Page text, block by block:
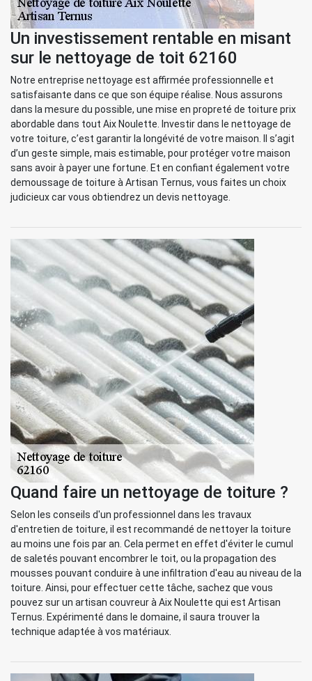
Un investissement rentable en misant
sur le nettoyage de toit 62160
Notre entreprise nettoyage est affirmée professionnelle et
satisfaisante dans ce que son équipe réalise. Nous assurons
dans la mesure du possible, une mise en propreté de toiture prix
abordable dans tout Aix Noulette. Investir dans le nettoyage de
votre toiture, c’est garantir la longévité de votre maison. Il s’agit
d’un geste simple, mais estimable, pour protéger votre maison
sans avoir à payer une fortune. Et en confiant également votre
demoussage de toiture à Artisan Ternus, vous faites un choix
judicieux car vous obtiendrez un devis nettoyage.
Quand faire un nettoyage de toiture ?
Selon les conseils d'un professionnel dans les travaux
d'entretien de toiture, il est recommandé de nettoyer la toiture
au moins une fois par an. Cela permet en effet d'éviter le cumul
de saletés pouvant encombrer le toit, ou la propagation des
mousses pouvant conduire à une infiltration d'eau au niveau de la
toiture. Ainsi, pour effectuer cette tâche, sachez que vous
pouvez sur un artisan couvreur à Aix Noulette qui est Artisan
Ternus. Expérimenté dans le domaine, il saura trouver la
technique adaptée à vos matériaux.